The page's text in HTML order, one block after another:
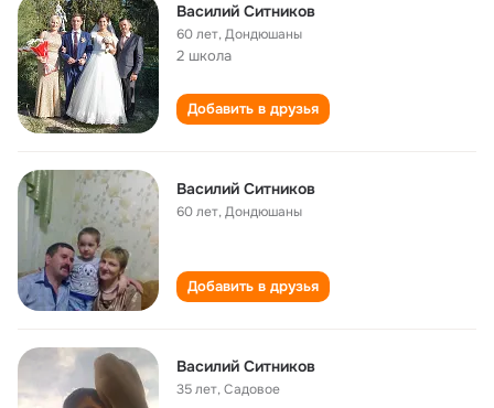
Василий Ситников
60 лет,Дондюшаны
2 школа
Добавить в друзья
Василий Ситников
60 лет,Дондюшаны
Добавить в друзья
Василий Ситников
35 лет,Садовое